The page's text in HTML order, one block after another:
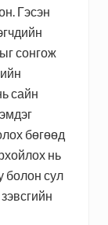
Гэсэн
сонгож
сайн
бөгөөд
нь
болон сул